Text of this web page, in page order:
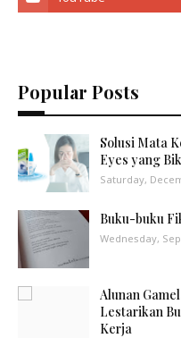
Popular Posts
Solusi Mata
Eyes yang
Saturday,
Buku-buku
Wednesday,
Alunan
Lestarikan
Kerja